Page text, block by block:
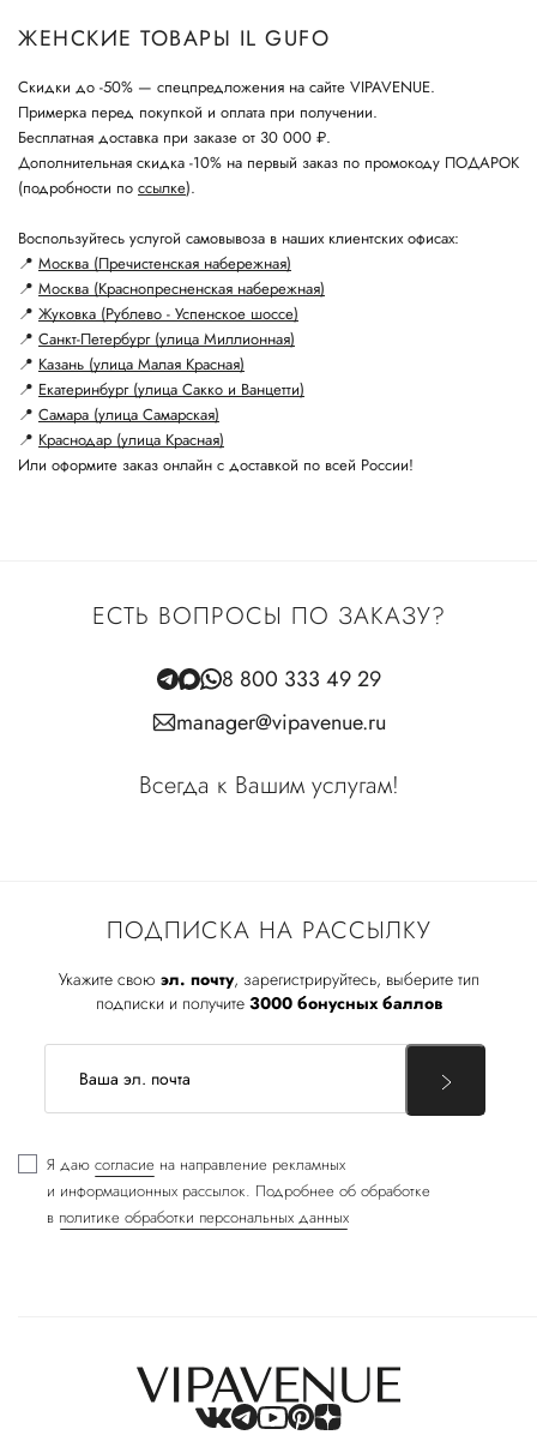
ЖЕНСКИЕ ТОВАРЫ IL GUFO
Скидки до -50% — спецпредложения на сайте VIPAVENUE.
Примерка перед покупкой и оплата при получении.
Бесплатная доставка при заказе от 30 000 ₽.
Дополнительная скидка -10% на первый заказ по промокоду ПОДАРОК
(подробности по ссылке).
Воспользуйтесь услугой самовывоза в наших клиентских офисах:
📍 Москва (Пречистенская набережная)
📍 Москва (Краснопресненская набережная)
📍 Жуковка (Рублево - Успенское шоссе)
📍 Санкт-Петербург (улица Миллионная)
📍 Казань (улица Малая Красная)
📍 Екатеринбург (улица Сакко и Ванцетти)
📍 Самара (улица Самарская)
📍 Краснодар (улица Красная)
Или оформите заказ онлайн с доставкой по всей России!
ПОДПИСКА НА РАССЫЛКУ
Укажите свою эл. почту, зарегистрируйтесь, выберите тип
подписки и получите 3000 бонусных баллов
Я даю согласие на направление рекламных
и информационных рассылок. Подробнее об обработке
в политике обработки персональных данных
ЕСТЬ ВОПРОСЫ ПО ЗАКАЗУ?
8 800 333 49 29
manager@vipavenue.ru
Всегда к Вашим услугам!